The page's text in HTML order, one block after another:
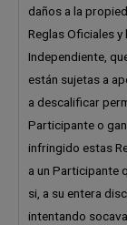
daños a la
Reglas Oficiales
Independiente,
están sujetas a
a descalificar
Participante o
infringido estas
a un Participante
si, a su entera
intentando